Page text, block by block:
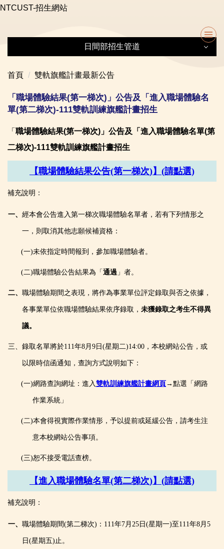
跳
內
區
NTCUST-招生網站
日間部招生管道
日間部招生管道
研究所
轉學招生
四技二專
五專
其他入學管道
首頁 雙軌旗艦計畫最新公告
「職場體驗結果(第一梯次)」公告及「進入職場體驗名
單(第二梯次)-111雙軌訓練旗艦計畫招生
「 職場體驗結果(第一梯次)」公告及「進入職場體驗名單(第
二梯次)-111雙軌訓練旗艦計畫招生
【職場體驗結果公告(第一梯次)】(請點選)
補充說明：
一、經本會公告進入第一梯次職場體驗名單者，若有下列情形之
一，則取消其他志願候補資格：
(一)未依指定時間報到，參加職場體驗者。
(二)職場體驗公告結果為「 通過」者。
二、職場體驗期間之表現，將作為事業單位評定錄取與否之依據，
各事業單位依職場體驗結果依序錄取，未獲錄取之考生不得異
議。
三、錄取名單將於111年8月9日(星期二)14:00，本校網站公告，或
以限時信函通知，查詢方式說明如下：
(一)網路查詢網址：進入雙軌訓練旗艦計畫網頁 →點選「網路
作業系統」
(二)本會得視實際作業情形，予以提前或延緩公告，請考生注
意本校網站公告事項。
(三)恕不接受電話查榜。
【進入職場體驗名單(第二梯次)】(請點選)
補充說明：
一、職場體驗期間(第二梯次)： 111年7月25日(星期一)至111年8月5
日(星期五)止。